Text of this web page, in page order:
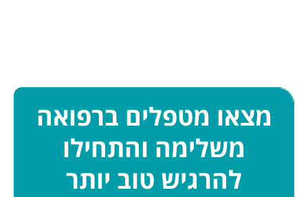
מצאו מטפלים ברפואה
משלימה והתחילו
להרגיש טוב יותר